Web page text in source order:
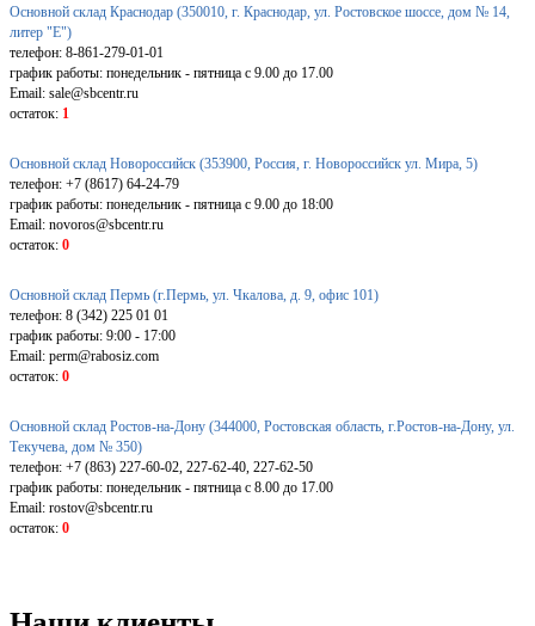
Основной склад Краснодар (350010, г. Краснодар, ул. Ростовское шоссе, дом № 14,
литер "Е")
телефон: 8-861-279-01-01
график работы: понедельник - пятница с 9.00 до 17.00
Email: sale@sbcentr.ru
остаток: 1
Основной склад Новороссийск (353900, Россия, г. Новороссийск ул. Мира, 5)
телефон: +7 (8617) 64-24-79
график работы: понедельник - пятница с 9.00 до 18:00
Email: novoros@sbcentr.ru
остаток: 0
Основной склад Пермь (г.Пермь, ул. Чкалова, д. 9, офис 101)
телефон: 8 (342) 225 01 01
график работы: 9:00 - 17:00
Email: perm@rabosiz.com
остаток: 0
Основной склад Ростов-на-Дону (344000, Ростовская область, г.Ростов-на-Дону, ул.
Текучева, дом № 350)
телефон: +7 (863) 227-60-02, 227-62-40, 227-62-50
график работы: понедельник - пятница с 8.00 до 17.00
Email: rostov@sbcentr.ru
остаток: 0